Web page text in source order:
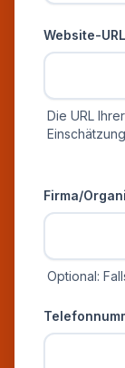
Website-URL
Die URL
Einschätzung
Firma/
Optional: